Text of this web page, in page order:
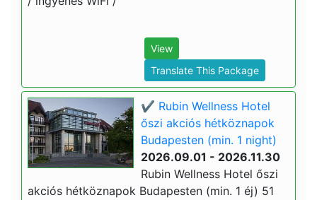
View
Translate This Package
✔️ Rubin Wellness Hotel
őszi akciós hétköznapok
Budapesten (min. 1 night)
2026.09.01 - 2026.11.30
Rubin Wellness Hotel őszi
akciós hétköznapok Budapesten (min. 1 éj) 51